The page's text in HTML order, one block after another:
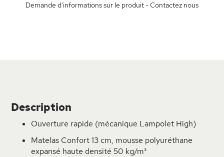
Demande d'informations sur le produit - Contactez nous
Description
Ouverture rapide (mécanique Lampolet High)
Matelas Confort 13 cm, mousse polyuréthane
expansé haute densité 50 kg/m³